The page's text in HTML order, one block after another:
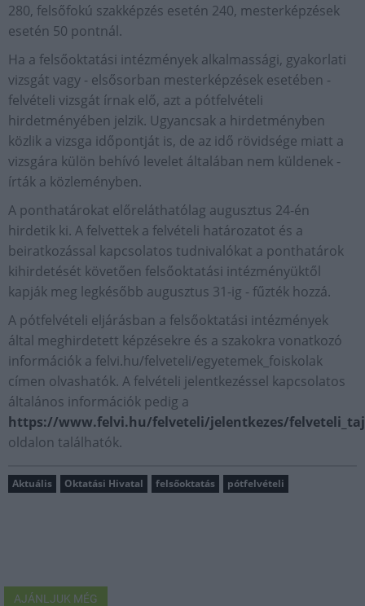
280, felsőfokú szakképzés esetén 240, mesterképzések
esetén 50 pontnál.
Ha a felsőoktatási intézmények alkalmassági, gyakorlati
vizsgát vagy - elsősorban mesterképzések esetében -
felvételi vizsgát írnak elő, azt a pótfelvételi
hirdetményében jelzik. Ugyancsak a hirdetményben
közlik a vizsga időpontját is, de az idő rövidsége miatt a
vizsgára külön behívó levelet általában nem küldenek -
írták a közleményben.
A ponthatárokat előreláthatólag augusztus 24-én
hirdetik ki. A felvettek a felvételi határozatot és a
beiratkozással kapcsolatos tudnivalókat a ponthatárok
kihirdetését követően felsőoktatási intézményüktől
kapják meg legkésőbb augusztus 31-ig - fűzték hozzá.
A pótfelvételi eljárásban a felsőoktatási intézmények
által meghirdetett képzésekre és a szakokra vonatkozó
információk a felvi.hu/felveteli/egyetemek_foiskolak
címen olvashatók. A felvételi jelentkezéssel kapcsolatos
általános információk pedig a
https://www.felvi.hu/felveteli/jelentkezes/
oldalon találhatók.
Aktuális Oktatási Hivatal felsőoktatás pótfelvételi
AJÁNLJUK MÉG